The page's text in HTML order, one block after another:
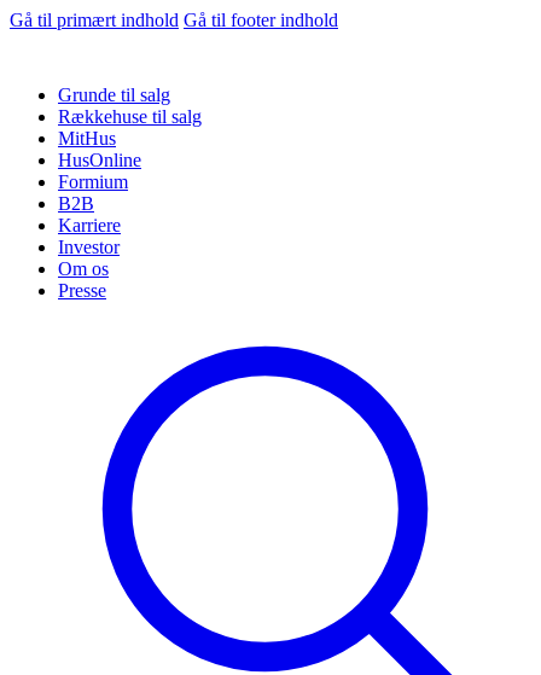
Gå til primært indhold Gå til footer indhold
Grunde til salg
Rækkehuse til salg
MitHus
HusOnline
Formium
B2B
Karriere
Investor
Om os
Presse